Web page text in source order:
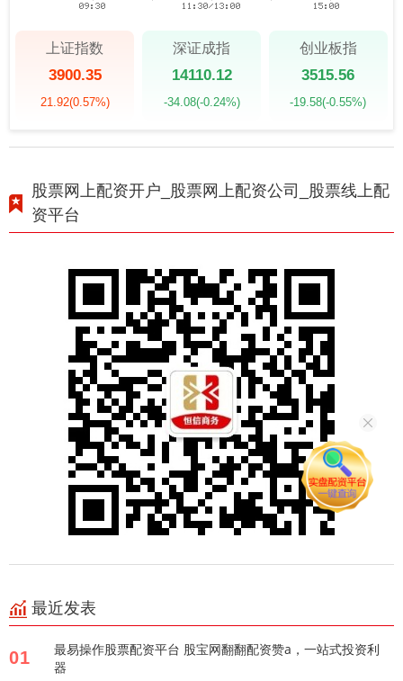
上证指数
3900.35
21.92(0.57%)
深证成指
14110.12
-34.08(-0.24%)
创业板指
3515.56
-19.58(-0.55%)
股票网上配资开户_股票网上配资公司_股票线上配
资平台
最近发表
01
最易操作股票配资平台 股宝网翻翻配资赞a，一站式投资利
器